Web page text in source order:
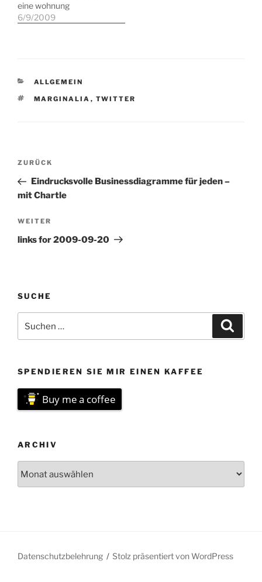
eine wohnung
hinterlassen # neues
einem beitrag twitter für
führungskräfte # so #
6/9/2009
KATEGORIEN
ALLGEMEIN
SCHLAGWÖRTER
MARGINALIA , TWITTER
Beitragsnavigation
Vorheriger
Beitrag
ZURÜCK
Eindrucksvolle Businessdiagramme für jeden –
mit Chartle
Nächster
Beitrag
WEITER
links for 2009-09-20
SUCHE
nach:
SPENDIEREN SIE MIR EINEN KAFFEE
Buy me a coffee
ARCHIV
Datenschutzbelehrung Stolz präsentiert von WordPress